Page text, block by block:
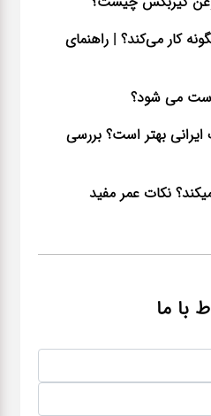
کار می‌کند؟ | راهنمای
می شود؟
بهتر است؟ بررسی
نکات عمر مفید
با ما